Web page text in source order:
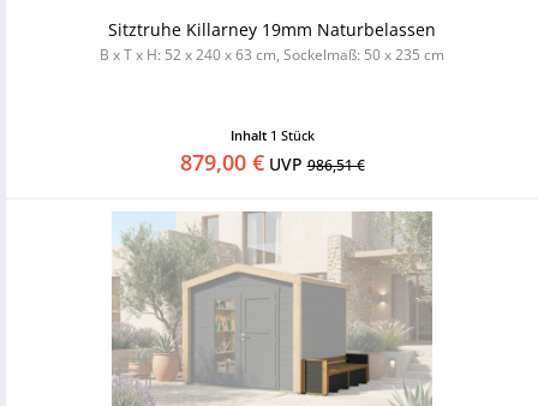
Sitztruhe Killarney 19mm Naturbelassen
B x T x H: 52 x 240 x 63 cm, Sockelmaß: 50 x 235 cm
Inhalt 1 Stück
879,00 €UVP986,51 €